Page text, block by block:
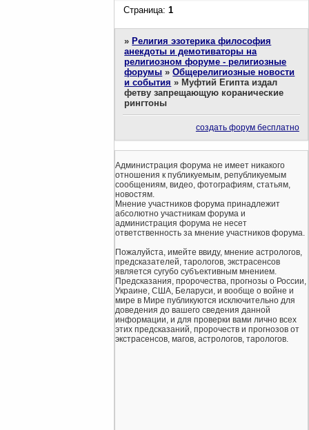
Страница:1
» Религия эзотерика философия
анекдоты и демотиваторы на
религиозном форуме - религиозные
форумы »Общерелигиозные новости
и события » Муфтий Египта издал
фетву запрещающую коранические
рингтоны
создать форум бесплатно
Администрация форума не имеет никакого
отношения к публикуемым, републикуемым
сообщениям, видео, фотографиям, статьям,
новостям.
Мнение участников форума принадлежит
абсолютно участникам форума и
администрация форума не несет
ответственность за мнение участников форума.
Пожалуйста, имейте ввиду, мнение астрологов,
предсказателей, тарологов, экстрасенсов
является сугубо субъективным мнением.
Предсказания, пророчества, прогнозы о России,
Украине, США, Беларуси, и вообще о войне и
мире в Мире публикуются исключительно для
доведения до вашего сведения данной
информации, и для проверки вами лично всех
этих предсказаний, пророчеств и прогнозов от
экстрасенсов, магов, астрологов, тарологов.